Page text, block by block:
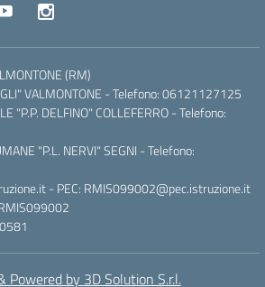
(RM)
VALMONTONE - Telefono: 06121127125
"P.P. DELFINO" COLLEFERRO - Telefono:
"P.L. NERVI" SEGNI - Telefono:
- PEC: RMIS099002@pec.istruzione.it
Powered by 3D Solution S.r.l.